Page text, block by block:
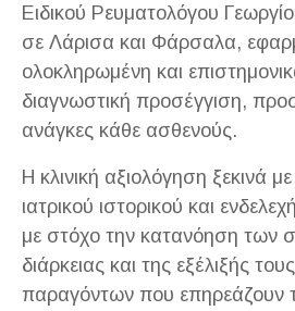
Ειδικού Ρευματολόγου
σε Λάρισα και Φάρσαλα,
ολοκληρωμένη και
διαγνωστική προσέγγιση,
ανάγκες κάθε ασθενούς.
Η κλινική αξιολόγηση ξεκινά
ιατρικού ιστορικού και
με στόχο την κατανόηση των
διάρκειας και της εξέλιξής
παραγόντων που επηρεάζουν